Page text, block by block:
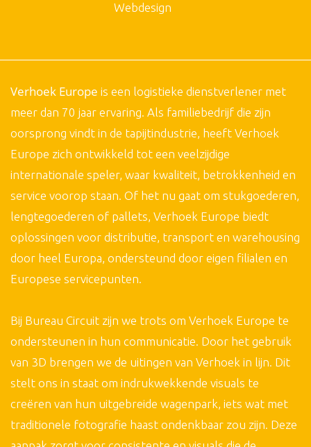
Webdesign
Verhoek Europe is een logistieke dienstverlener met
meer dan 70 jaar ervaring. Als familiebedrijf die zijn
oorsprong vindt in de tapijtindustrie, heeft Verhoek
Europe zich ontwikkeld tot een veelzijdige
internationale speler, waar kwaliteit, betrokkenheid en
service voorop staan. Of het nu gaat om stukgoederen,
lengtegoederen of pallets, Verhoek Europe biedt
oplossingen voor distributie, transport en warehousing
door heel Europa, ondersteund door eigen filialen en
Europese servicepunten.
Bij Bureau Circuit zijn we trots om Verhoek Europe te
ondersteunen in hun communicatie. Door het gebruik
van 3D brengen we de uitingen van Verhoek in lijn. Dit
stelt ons in staat om indrukwekkende visuals te
creëren van hun uitgebreide wagenpark, iets wat met
traditionele fotografie haast ondenkbaar zou zijn. Deze